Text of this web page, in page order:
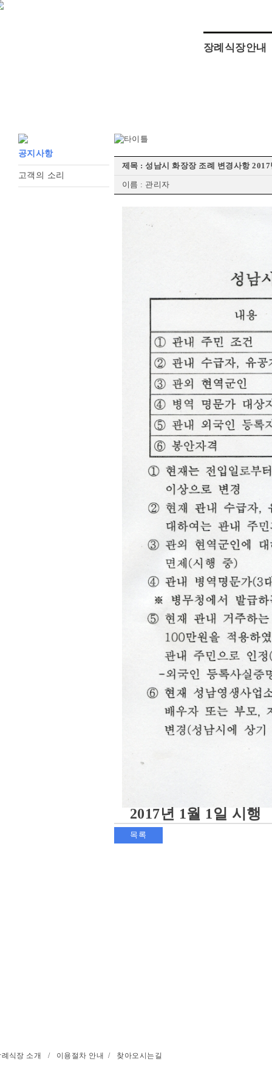
장례식장안내
공지사항
고객의 소리
제목 : 성남시 화장장 조례 변경사항
이름 : 관리자
2017년 1월 1일 시행
목록
례식장 소개 / 이용절차 안내 / 찾아오시는길